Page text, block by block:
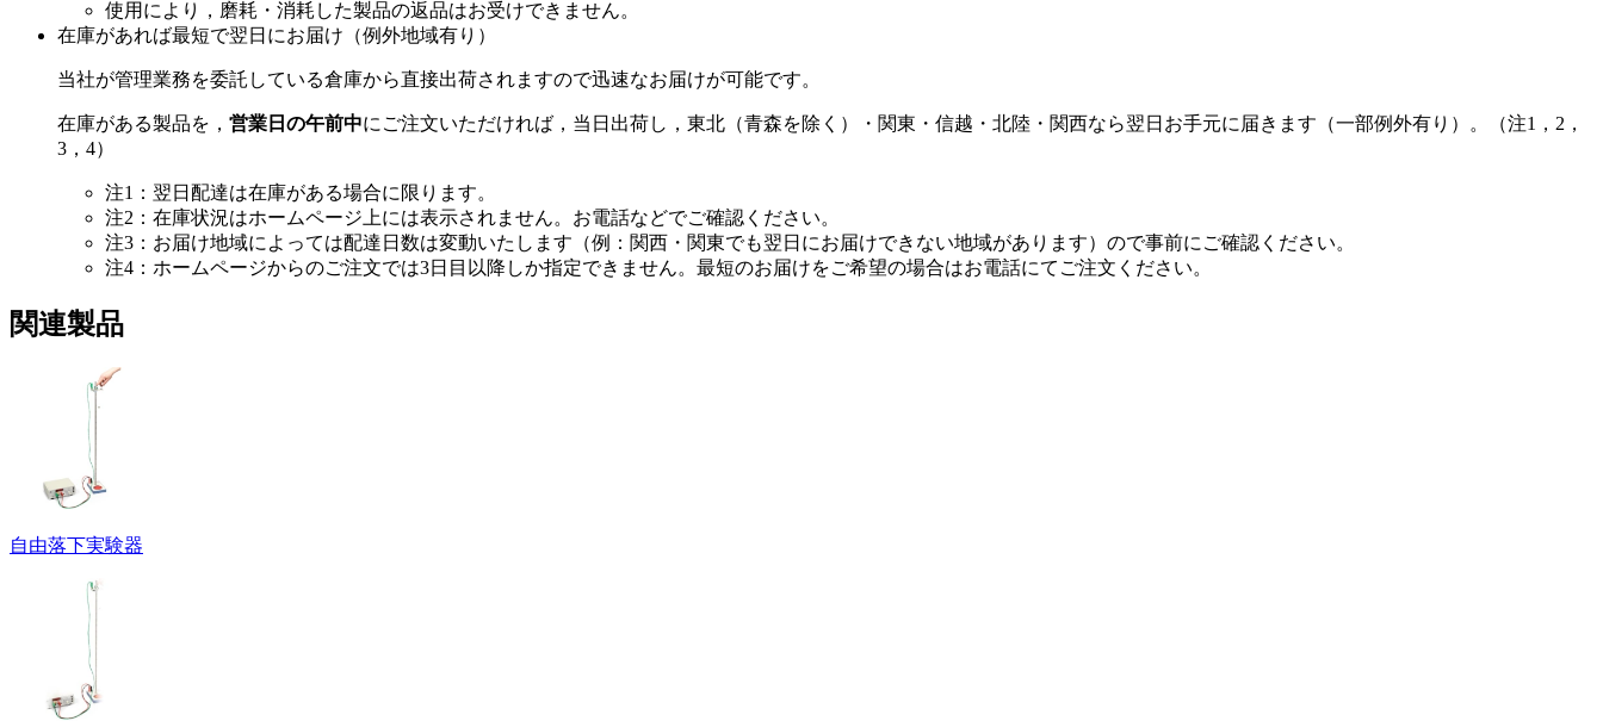
使用により，磨耗・消耗した製品の返品はお受けできません。
在庫があれば最短で翌日にお届け（例外地域有り）
当社が管理業務を委託している倉庫から直接出荷されますので迅速なお届けが可能です。
在庫がある製品を， 営業日の午前中にご注文いただければ，当日出荷し，東北（青森を除く）・関東・信越・北陸・関西なら翌日お手元に届きます（一部例外有り）。（注1，2，
3，4）
注1：翌日配達は在庫がある場合に限ります。
注2：在庫状況はホームページ上には表示されません。お電話などでご確認ください。
注3：お届け地域によっては配達日数は変動いたします（例：関西・関東でも翌日にお届けできない地域があります）ので事前にご確認ください。
注4：ホームページからのご注文では3日目以降しか指定できません。最短のお届けをご希望の場合はお電話にてご注文ください。
関連製品
自由落下実験器